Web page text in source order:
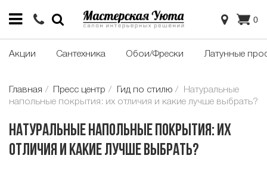
0
Акции Сантехника Обои/Фрески Латунные
Главная Пресс центр Гид по стилю
Натуральные
напольные покрытия: их отличия и какие лучше выбрать?
Натуральные напольные покрытия: их
отличия и какие лучше выбрать?